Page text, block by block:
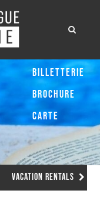
Vacation Rentals
Billetterie
Brochure
Carte